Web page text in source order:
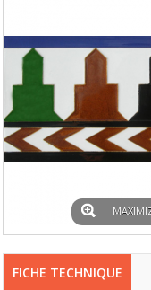
FICHE TECHNIQUE